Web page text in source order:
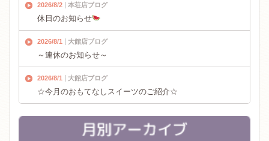
2026/8/2 本荘店ブログ
休日のお知らせ
2026/8/1 大館店ブログ
～連休のお知らせ～
2026/8/1 大館店ブログ
☆今月のおもてなしスイーツのご紹介☆